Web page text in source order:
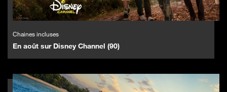
Chaines incluses
En août sur Disney Channel (90)